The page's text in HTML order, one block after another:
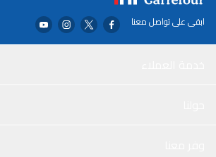
ابقى على تواصل معنا